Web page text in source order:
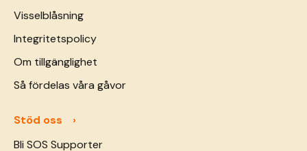
Visselblåsning
Integritetspolicy
Om tillgänglighet
Så fördelas våra gåvor
Stöd oss
Bli SOS Supporter